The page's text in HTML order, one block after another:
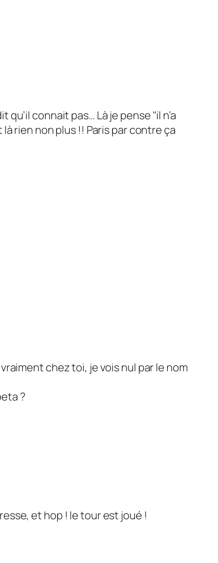
connait pas… Là je pense "il n’a
rien non plus !! Paris par contre ça
chez toi, je vois nul par le nom
?
et hop ! le tour est joué !